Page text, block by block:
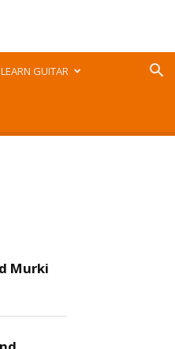
LEARN GUITAR